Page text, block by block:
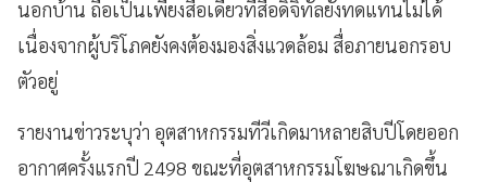
นอกบ้าน ถือเป็นเพียงสื่อเดียวที่สื่อดิจิทัลยังทดแทนไม่ได้
เนื่องจากผู้บริโภคยังคงต้องมองสิ่งแวดล้อม สื่อภายนอกรอบ
ตัวอยู่
รายงานข่าวระบุว่า อุตสาหกรรมทีวีเกิดมาหลายสิบปีโดยออก
อากาศครั้งแรกปี 2498 ขณะที่อุตสาหกรรมโฆษณาเกิดขึ้น